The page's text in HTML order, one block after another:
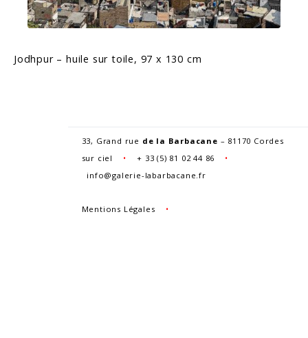
Jodhpur – huile sur toile, 97 x 130 cm
33, Grand rue de la Barbacane – 81170 Cordes
sur ciel • + 33 (5) 81 02 44 86
•
info@galerie-labarbacane.fr
Mentions Légales •